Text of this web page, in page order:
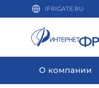
IFRIGATE.RU
О компании